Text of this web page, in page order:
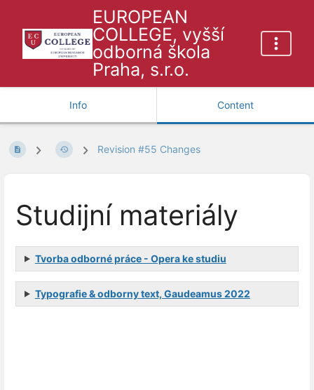
EUROPEAN
COLLEGE, vyšší
odborná škola
Praha, s.r.o.
Info Content
Revision #55 Changes
Studijní materiály
Tvorba odborné práce - Opera ke studiu
Typografie & odborny text, Gaudeamus 2022